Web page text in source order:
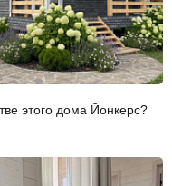
этого дома Йонкерс?